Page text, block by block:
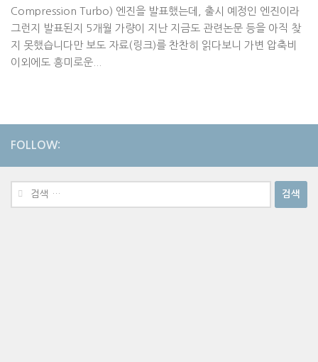
Compression Turbo) 엔진을 발표했는데, 출시 예정인 엔진이라
그런지 발표된지 5개월 가량이 지난 지금도 관련논문 등을 아직 찾
지 못했습니다만 보도 자료(링크)를 찬찬히 읽다보니 가변 압축비
이외에도 흥미로운...
FOLLOW:
검